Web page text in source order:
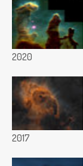
2020
2017